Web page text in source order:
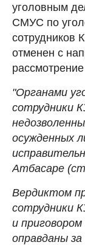
уголовным
СМУС по
сотрудников
отменен с
"Органами
сотрудники
осужденных
Атбасаре
Вердиктом
сотрудники
и
оправданы